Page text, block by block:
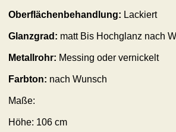
Oberflächenbehandlung: Lackiert
Glanzgrad: matt Bis Hochglanz nach
Metallrohr: Messing oder vernickelt
Farbton: nach Wunsch
Maße:
Höhe: 106 cm